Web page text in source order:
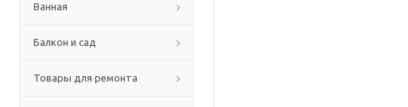
Ванная
Балкон и сад
Товары для ремонта